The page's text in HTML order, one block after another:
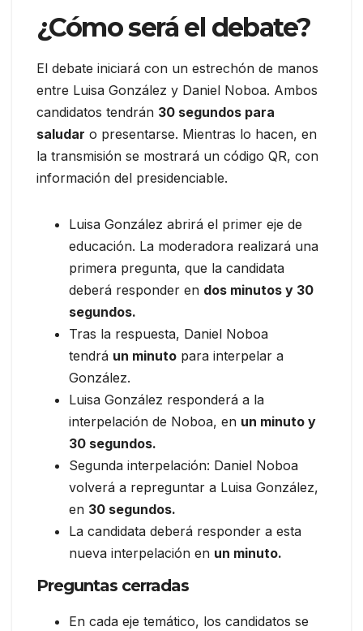
¿Cómo será el debate?
El debate iniciará con un estrechón de manos
entre Luisa González y Daniel Noboa. Ambos
candidatos tendrán 30 segundos para
saludar o presentarse. Mientras lo hacen, en
la transmisión se mostrará un código QR, con
información del presidenciable.
Luisa González abrirá el primer eje de
educación. La moderadora realizará una
primera pregunta, que la candidata
deberá responder en dos minutos y 30
segundos.
Tras la respuesta, Daniel Noboa
tendrá un minuto para interpelar a
González.
Luisa González responderá a la
interpelación de Noboa, en un minuto y
30 segundos.
Segunda interpelación: Daniel Noboa
volverá a repreguntar a Luisa González,
en 30 segundos.
La candidata deberá responder a esta
nueva interpelación en un minuto.
Preguntas cerradas
En cada eje temático, los candidatos se